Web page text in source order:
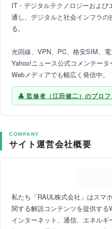
IT・デジタルテクノロジーおよ
通し、デジタルと社会インフラ
る。
光回線、VPN、PC、格安SIM、
Yahoo!ニュース公式コメンテー
Webメディアでも幅広く発信中。
監修者（江田健二）のプロ
COMPANY
サイト運営会社概要
私たち「RAUL株式会社」はスマ
関する解説コンテンツを提供する
インターネット、通信、エネル